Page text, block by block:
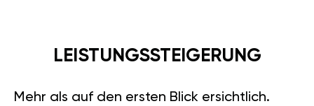
LEISTUNGSSTEIGERUNG
Mehr als auf den ersten Blick ersichtlich.